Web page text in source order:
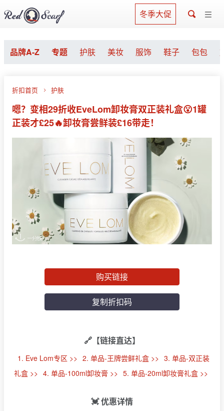
冬季大促
品牌A-Z 专题 护肤 美妆 服饰 鞋子 包包
折扣首页 护肤
嗯？变相29折收EveLom卸妆膏双正装礼盒😮1罐
正装才£25🔥卸妆膏尝鲜装£16带走！
购买链接
复制折扣码
🔗【链接直达】
1. Eve Lom专区 >> 2. 单品-王牌尝鲜礼盒 >> 3. 单品-双正装
礼盒 >> 4. 单品-100ml卸妆膏 >> 5. 单品-20ml卸妆膏礼盒 >>
💓 优惠详情